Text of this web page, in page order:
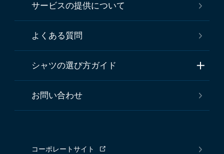
サービスの提供について
よくある質問
シャツの選び方ガイド
お問い合わせ
コーポレートサイト